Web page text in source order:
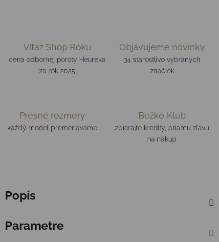
Víťaz Shop Roku
cena odbornej poroty Heureka
za rok 2025
Objavujeme novinky
34 starostlivo vybraných
značiek
Presné rozmery
každý model premeriavame
Bežko Klub
zbierajte kredity, priamu zľavu
na nákup
Popis
Parametre